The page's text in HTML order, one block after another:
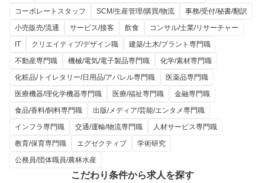
コーポレートスタッフ
SCM/生産管理/購買/物流
事務/受付/秘書/翻訳
小売販売/流通
サービス/接客 飲食
コンサル/士業/リサーチャー
IT
クリエイティブ/デザイン職
建築/土木/プラント専門職
不動産専門職
機械/電気/電子製品専門職
化学/素材専門職
化粧品/トイレタリー/日用品/アパレル専門職
医薬品専門職
医療機器/理化学機器専門職
医療/福祉専門職
金融専門職
食品/香料/飼料専門職
出版/メディア/芸能/エンタメ専門職
インフラ専門職
交通/運輸/物流専門職
人材サービス専門職
教育/保育専門職
エグゼクティブ
学術研究
公務員/団体職員/農林水産
こだわり条件から求人を探す